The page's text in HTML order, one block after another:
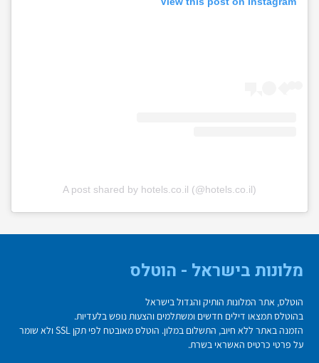
A post shared by hotels.co.il (@hotels.co.il)
מלונות בישראל - הוטלס
הוטלס, אתר המלונות הותיק והגדול בישראל
בהוטלס תמצאו דילים חדשים ומשתלמים והצעות נופש בלעדיות.
הזמנה באתר ללא חיוב, התשלום במלון. הוטלס מאובטח לפי תקן SSL ולא שומר
על פרטי כרטיס האשראי בשרת.